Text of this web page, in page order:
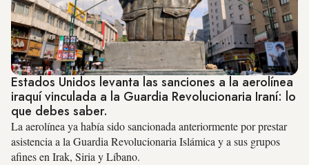
Estados Unidos levanta las sanciones a la aerolínea
iraquí vinculada a la Guardia Revolucionaria Iraní: lo
que debes saber.
La aerolínea ya había sido sancionada anteriormente por prestar
asistencia a la Guardia Revolucionaria Islámica y a sus grupos
afines en Irak, Siria y Líbano.